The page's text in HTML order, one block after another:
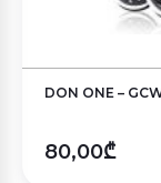
DON ONE –
80,00₾